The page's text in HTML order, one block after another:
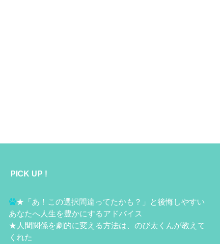
PICK UP !
★ 「あ！この選択間違ってたかも？」と後悔しやすい
あなたへ人生を豊かにするアドバイス
★ 人間関係を劇的に変える方法は、のび太くんが教えて
くれた